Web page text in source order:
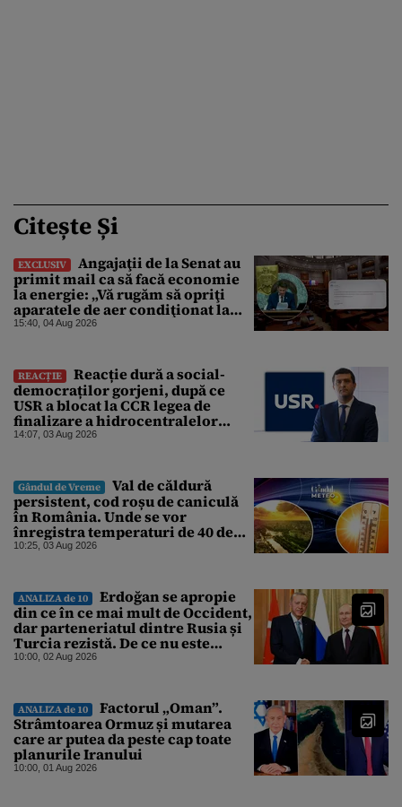
Citește Și
EXCLUSIV
Angajaţii de la Senat au
primit mail ca să facă economie
la energie: „Vă rugăm să opriţi
aparatele de aer condiţionat la
sfârşitul programului”
15:40, 04 Aug 2026
REACȚIE
Reacție dură a social-
democraților gorjeni, după ce
USR a blocat la CCR legea de
finalizare a hidrocentralelor
abandonate. „Nu ne-ar surprinde
abătut o cupolă de foc”
14:07, 03 Aug 2026
Gândul de Vreme
Val de căldură
persistent, cod roșu de caniculă
în România. Unde se vor
înregistra temperaturi de 40 de
grade, potrivit ANM
10:25, 03 Aug 2026
ANALIZA de 10
Erdoğan se apropie
din ce în ce mai mult de Occident,
dar parteneriatul dintre Rusia și
Turcia rezistă. De ce nu este
Moscova îngrijorată de
10:00, 02 Aug 2026
ANALIZA de 10
Factorul „Oman”.
Strâmtoarea Ormuz și mutarea
care ar putea da peste cap toate
planurile Iranului
10:00, 01 Aug 2026